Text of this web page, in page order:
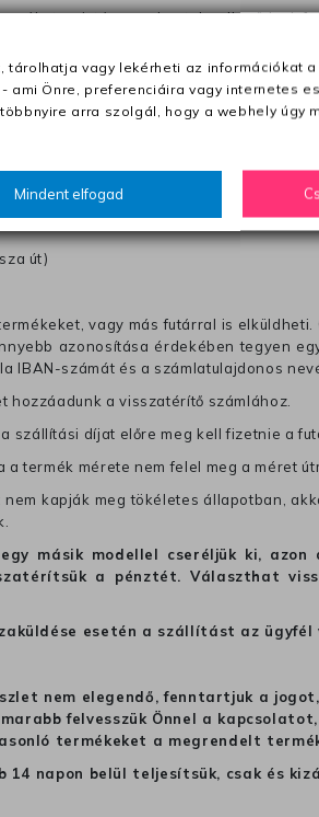
miután megkaptuk, ellenőrizni
csomagba, amelyen irja a
módon csomagolják !!
e-mailben / sms-ben történő
út)
vagy más futárral is
azonosítása érdekében tegyen
IBAN-számát és a számlatulajdonos
hozzáadunk a visszatérítő számlához.
díjat előre meg kell fizetnie a
termék mérete nem felel meg a méret
kapják meg tökéletes állapotban,
másik modellel cseréljük ki,
a pénztét. Választhat
esetén a szállítást az
nem elegendő, fenntartjuk a
felvesszük Önnel a
termékeket a megrendelt
napon belül teljesítsük, csak és
tárolhatja vagy lekérheti az információkat
ami Önre, preferenciáira vagy internetes
arra szolgál, hogy a webhely úgy
Mindent elfogad